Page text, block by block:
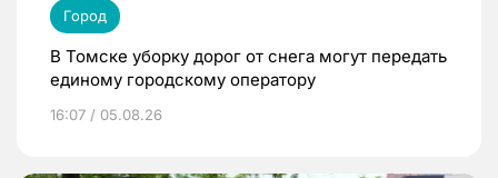
Город
В Томске уборку дорог от снега могут передать
единому городскому оператору
16:07 / 05.08.26